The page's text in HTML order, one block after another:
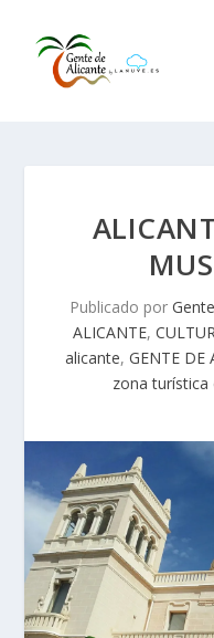
Publicado por
ALICANTE,
alicante, GENTE DE
zona turística